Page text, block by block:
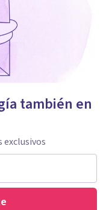
también en
exclusivos